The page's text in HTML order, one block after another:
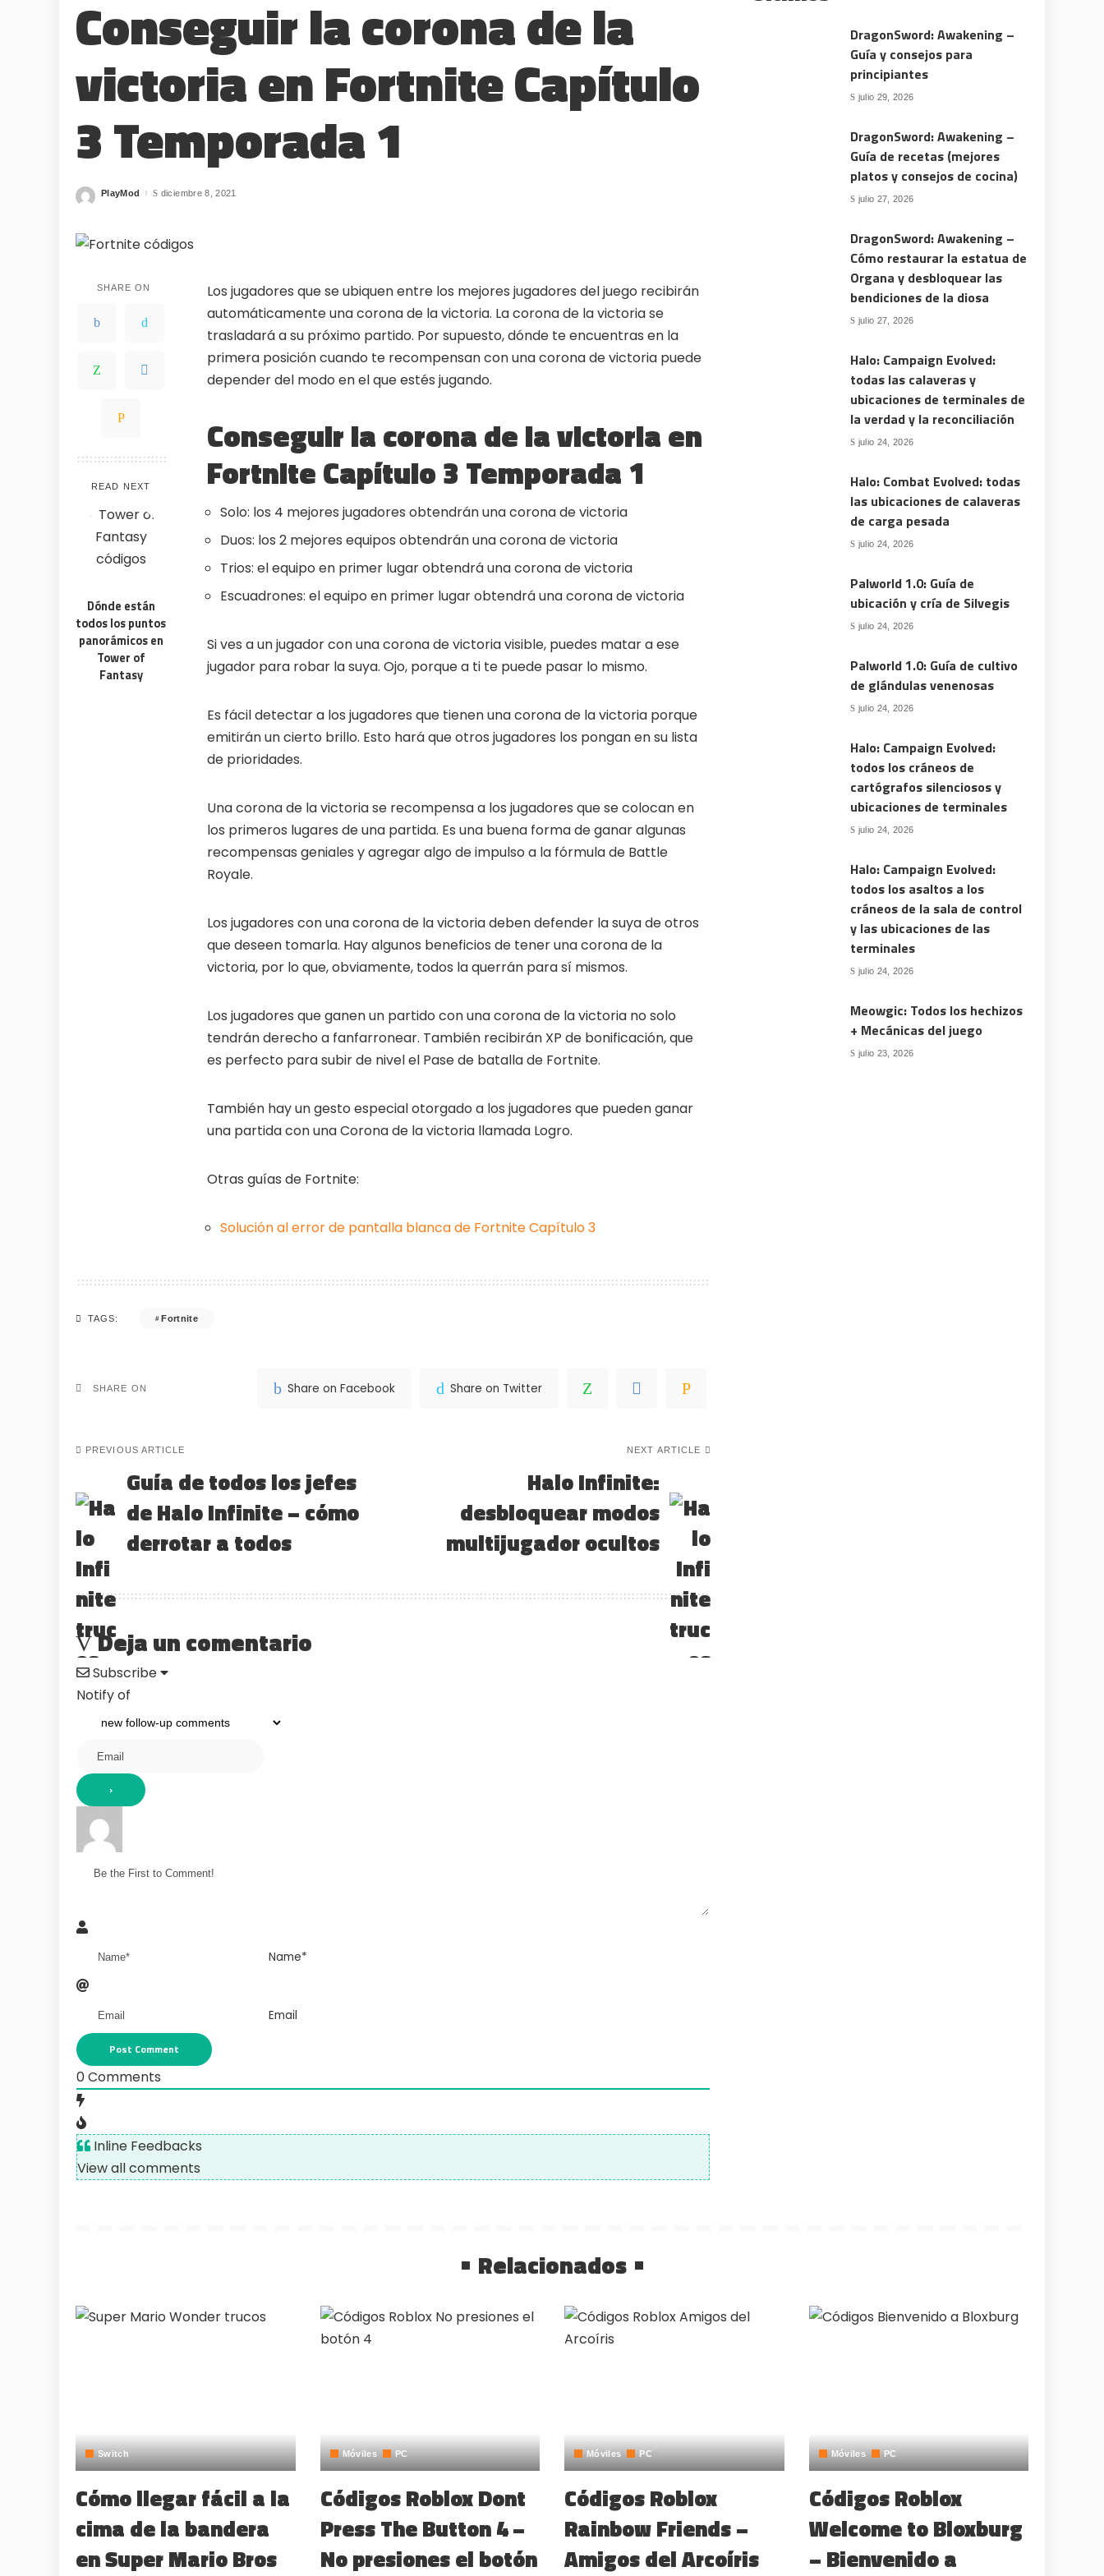
WHY JOIN THE CHANNEL?
ALL PERKS — ZERO NOISE • 100% FREE
▲COLLAPSE
💎100% FREE to join
No subscription, no credit card required —
Get exclusive codes and strategies before
anyone else
🎁 Limited-time game codes
Temporary download keys — grab them
fast, they expire
& gift cards
🚫Zero Ads • Zero Spam 📲 Instant Telegram Delivery
Members-Only Content
Exclusive guides & secrets never published
🌍Global Community
Conseguir la corona de la
victoria en Fortnite Capítulo
3 Temporada 1
Posted
PlayMod diciembre 8, 2021
SHARE ON
READ NEXT
Dónde están
todos los puntos
panorámicos en
Tower of
Fantasy
Los jugadores que se ubiquen entre los mejores jugadores del juego recibirán
automáticamente una corona de la victoria. La corona de la victoria se
trasladará a su próximo partido. Por supuesto, dónde te encuentras en la
primera posición cuando te recompensan con una corona de victoria puede
depender del modo en el que estés jugando.
Conseguir la corona de la victoria en
Fortnite Capítulo 3 Temporada 1
Solo: los 4 mejores jugadores obtendrán una corona de victoria
Duos: los 2 mejores equipos obtendrán una corona de victoria
Trios: el equipo en primer lugar obtendrá una corona de victoria
Escuadrones: el equipo en primer lugar obtendrá una corona de victoria
Si ves a un jugador con una corona de victoria visible, puedes matar a ese
jugador para robar la suya. Ojo, porque a ti te puede pasar lo mismo.
Es fácil detectar a los jugadores que tienen una corona de la victoria porque
emitirán un cierto brillo. Esto hará que otros jugadores los pongan en su lista
de prioridades.
Una corona de la victoria se recompensa a los jugadores que se colocan en
los primeros lugares de una partida. Es una buena forma de ganar algunas
recompensas geniales y agregar algo de impulso a la fórmula de Battle
Royale.
Los jugadores con una corona de la victoria deben defender la suya de otros
que deseen tomarla. Hay algunos beneficios de tener una corona de la
victoria, por lo que, obviamente, todos la querrán para sí mismos.
Los jugadores que ganen un partido con una corona de la victoria no solo
tendrán derecho a fanfarronear. También recibirán XP de bonificación, que
es perfecto para subir de nivel el Pase de batalla de Fortnite.
También hay un gesto especial otorgado a los jugadores que pueden ganar
una partida con una Corona de la victoria llamada Logro.
Otras guías de Fortnite:
Solución al error de pantalla blanca de Fortnite Capítulo 3
TAGS: Fortnite
SHARE ON Share on Facebook Share on Twitter
PREVIOUS ARTICLE
Guía de todos los jefes
de Halo Infinite – cómo
derrotar a todos
NEXT ARTICLE
Halo Infinite:
desbloquear modos
multijugador ocultos
Deja un comentario
Subscribe
Notify of
Name*
Email
0Comments
Inline Feedbacks
View all comments
DragonSword: Awakening –
Guía y consejos para
principiantes
julio 29, 2026
DragonSword: Awakening –
Guía de recetas (mejores
platos y consejos de cocina)
julio 27, 2026
DragonSword: Awakening –
Cómo restaurar la estatua de
Organa y desbloquear las
bendiciones de la diosa
julio 27, 2026
Halo: Campaign Evolved:
todas las calaveras y
ubicaciones de terminales de
la verdad y la reconciliación
julio 24, 2026
Halo: Combat Evolved: todas
las ubicaciones de calaveras
de carga pesada
julio 24, 2026
Palworld 1.0: Guía de
ubicación y cría de Silvegis
julio 24, 2026
Palworld 1.0: Guía de cultivo
de glándulas venenosas
julio 24, 2026
Halo: Campaign Evolved:
todos los cráneos de
cartógrafos silenciosos y
ubicaciones de terminales
julio 24, 2026
Halo: Campaign Evolved:
todos los asaltos a los
cráneos de la sala de control
y las ubicaciones de las
terminales
julio 24, 2026
Meowgic: Todos los hechizos
+ Mecánicas del juego
julio 23, 2026
Relacionados
Switch
Cómo llegar fácil a la
cima de la bandera
en Super Mario Bros
Móviles PC
Códigos Roblox Dont
Press The Button 4 –
No presiones el botón
Móviles PC
Códigos Roblox
Rainbow Friends –
Amigos del Arcoíris
Móviles PC
Códigos Roblox
Welcome to Bloxburg
– Bienvenido a